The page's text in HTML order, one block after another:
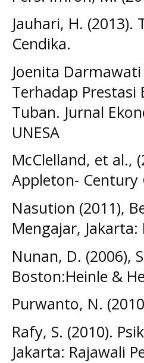
Jauhari, H.
Cendika.
Joenita
Terhadap Prestasi
Tuban. Jurnal
UNESA
McClelland, et al.,
Appleton- Century
Nasution (2011),
Mengajar,
Nunan, D. (2006),
Boston:Heinle &
Purwanto, N.
Rafy, S. (2010).
Jakarta: Rajawali